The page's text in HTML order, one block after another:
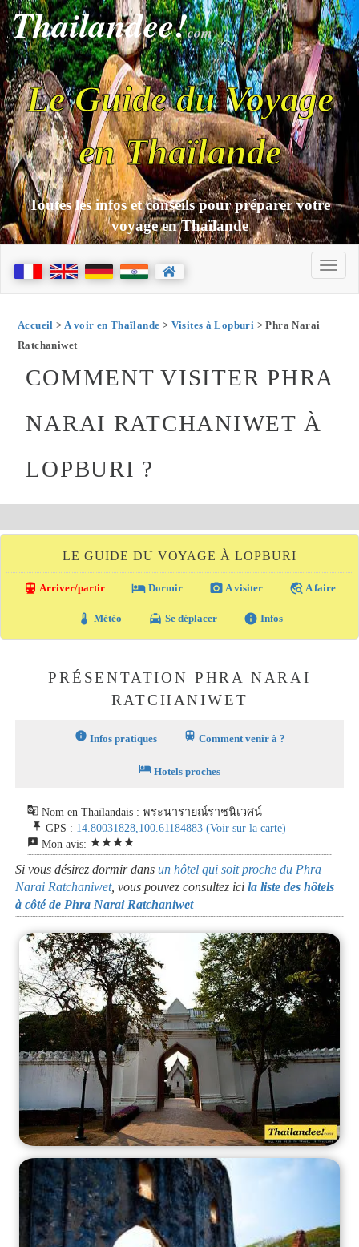
Thailandee!com
Le Guide du Voyage
en Thaïlande
Toutes les infos et conseils pour préparer votre
voyage en Thaïlande
Accueil > A voir en Thaïlande > Visites à Lopburi > Phra Narai
Ratchaniwet
COMMENT VISITER PHRA
NARAI RATCHANIWET À
LOPBURI ?
LE GUIDE DU VOYAGE À LOPBURI
directions_transit Arriver/partir local_hotel Dormir photo_camera A visiter travel_explore A faire
thermostat Météo local_taxi Se déplacer info Infos
PRÉSENTATION PHRA NARAI
RATCHANIWET
info Infos pratiques train Comment venir à ?
hotel Hotels proches
g_translate Nom en Thaïlandais : พระนารายณ์ราชนิเวศน์
push_pin GPS : 14.80031828,100.61184883 (Voir sur la carte)
reviews Mon avis: starstarstarstar
Si vous désirez dormir dansun hôtel qui soit proche du Phra
Narai Ratchaniwet, vous pouvez consultez icila liste des hôtels
à côté de Phra Narai Ratchaniwet